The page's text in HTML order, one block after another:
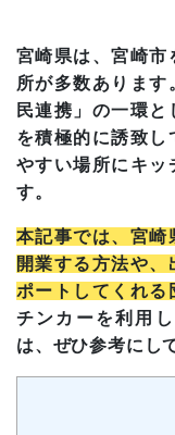
宮崎県は、宮崎市
所が多数あります
民連携」の一環と
を積極的に誘致し
やすい場所にキッ
す。
本記事では、宮崎
開業する方法や
ポートしてくれる
チンカーを利用
は、ぜひ参考にし